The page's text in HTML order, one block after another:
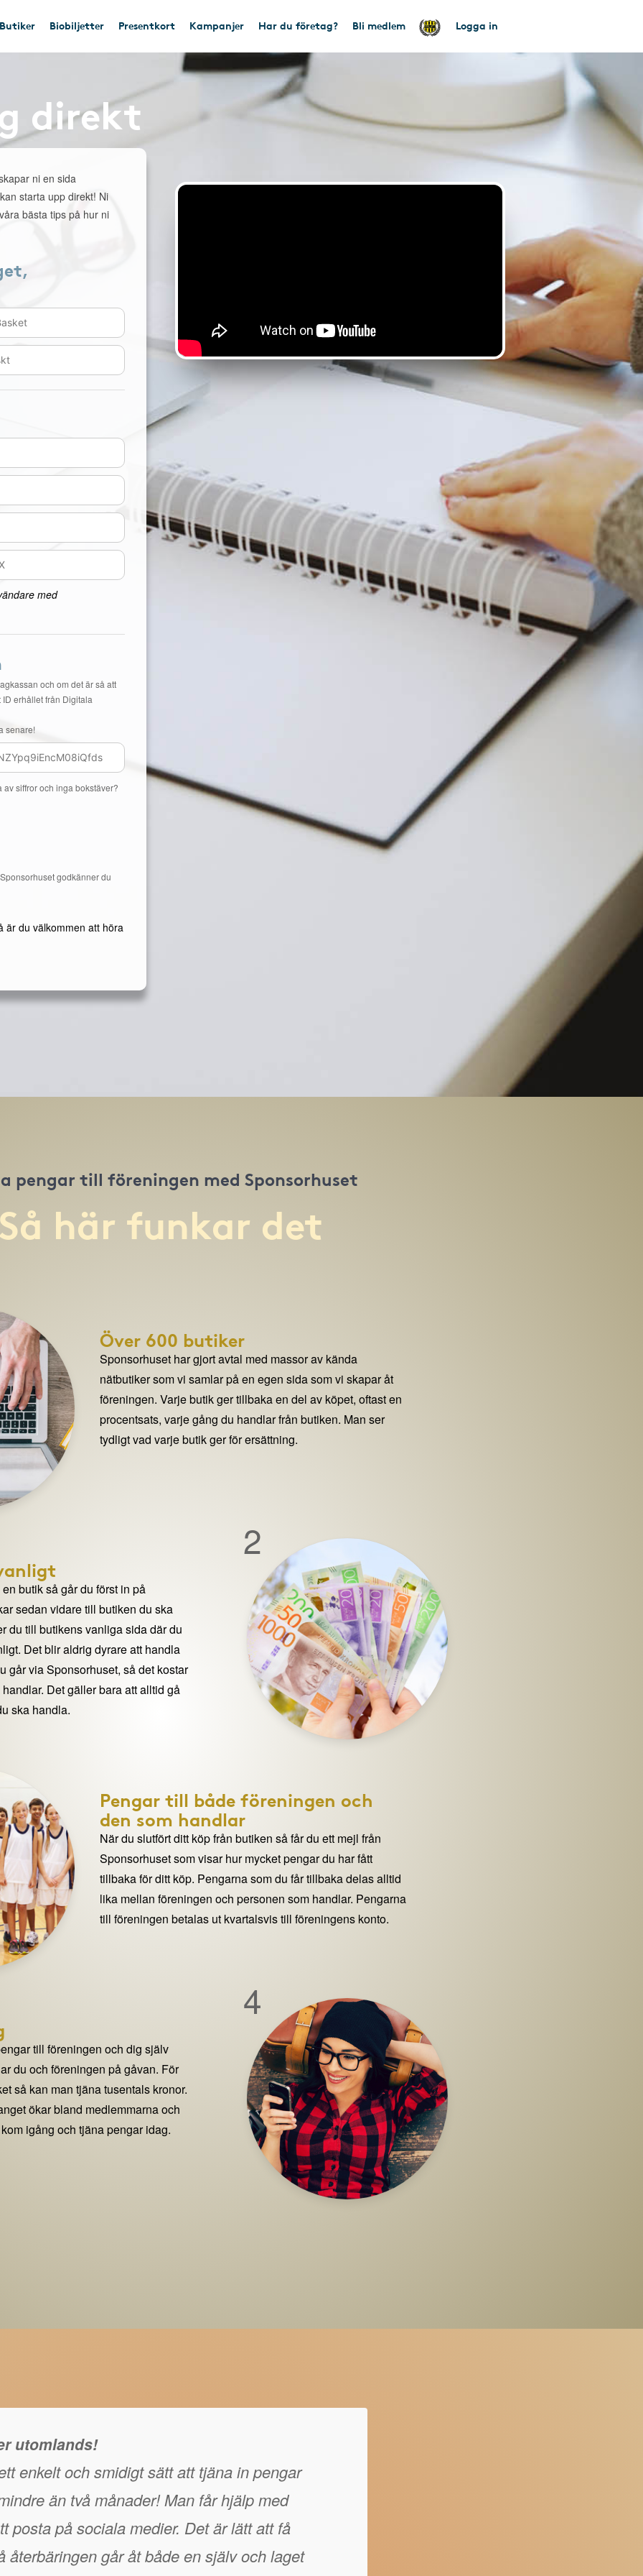
Butiker Biobiljetter Presentkort Kampanjer Har du företag? Bli medlem Logga in
direkt
ni en sida
starta upp direkt! Ni
bästa tips på hur ni
med
och om det är så att
erhållet från Digitala
senare!
siffror och inga bokstäver?
godkänner du
är du välkommen att höra
pengar till föreningen med Sponsorhuset
här funkar det
Över 600 butiker
Sponsorhuset har gjort avtal med massor av kända
nätbutiker som vi samlar på en egen sida som vi skapar åt
föreningen. Varje butik ger tillbaka en del av köpet, oftast en
procentsats, varje gång du handlar från butiken. Man ser
tydligt vad varje butik ger för ersättning.
2
butik så går du först in på
sedan vidare till butiken du ska
du till butikens vanliga sida där du
Det blir aldrig dyrare att handla
går via Sponsorhuset, så det kostar
Det gäller bara att alltid gå
ska handla.
Pengar till både föreningen och
den som handlar
När du slutfört ditt köp från butiken så får du ett mejl från
Sponsorhuset som visar hur mycket pengar du har fått
tillbaka för ditt köp. Pengarna som du får tillbaka delas alltid
lika mellan föreningen och personen som handlar. Pengarna
till föreningen betalas ut kvartalsvis till föreningens konto.
4
till föreningen och dig själv
du och föreningen på gåvan. För
så kan man tjäna tusentals kronor.
ökar bland medlemmarna och
igång och tjäna pengar idag.
utomlands!
enkelt och smidigt sätt att tjäna in pengar
än två månader! Man får hjälp med
posta på sociala medier. Det är lätt att få
återbäringen går åt både en själv och laget